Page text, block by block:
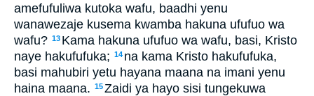
amefufuliwa kutoka wafu, baadhi yenu
wanawezaje kusema kwamba hakuna ufufuo wa
wafu? 13 Kama hakuna ufufuo wa wafu, basi, Kristo
naye hakufufuka; 14 na kama Kristo hakufufuka,
basi mahubiri yetu hayana maana na imani yenu
haina maana. 15Zaidi ya hayo sisi tungekuwa